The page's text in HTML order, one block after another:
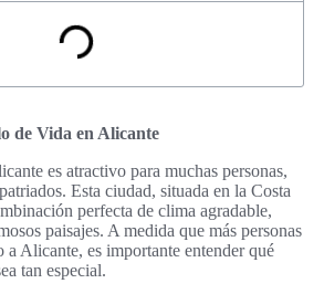
de Vida en Alicante
es atractivo para muchas personas,
Esta ciudad, situada en la Costa
perfecta de clima agradable,
paisajes. A medida que más personas
a Alicante, es importante entender qué
tan especial.